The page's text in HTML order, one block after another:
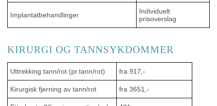
Implantatbehandlinger
Individuelt
prisoverslag
KIRURGI OG TANNSYKDOMMER
Uttrekking tann/rot (pr.tann/rot) fra 917,-
Kirurgisk fjerning av tann/rot fra 3651,-